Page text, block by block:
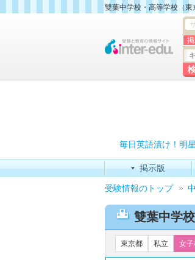
雙葉中学校・高等学校（
毎日英語漬け！明
掲示版
受験情報のトップ
雙葉中学
東京都 私立 女子